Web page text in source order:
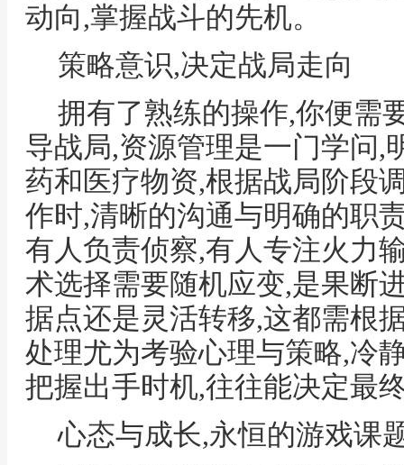
动向,掌握战斗的先机。
策略意识,决定战局走向
拥有了熟练的操作,你便需
导战局,资源管理是一门学问,
药和医疗物资,根据战局阶段
作时,清晰的沟通与明确的职
有人负责侦察,有人专注火力
术选择需要随机应变,是果断
据点还是灵活转移,这都需根
处理尤为考验心理与策略,冷
把握出手时机,往往能决定最
心态与成长,永恒的游戏课